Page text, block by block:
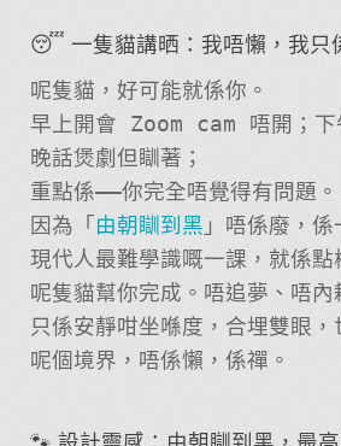
😴 一隻貓講晒：我唔懶，我只
呢隻貓，好可能就係你。
早上開會 Zoom cam 唔開；下
晚話煲劇但瞓著；
重點係——你完全唔覺得有問題。
因為「由朝瞓到黑 」唔係廢，係
現代人最難學識嘅一課，就係點
呢隻貓幫你完成。唔追夢、唔內
只係安靜咁坐喺度，合埋雙眼，
呢個境界，唔係懶，係禪。